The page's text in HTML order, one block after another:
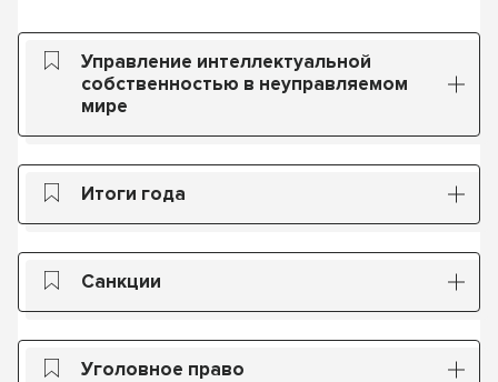
Управление интеллектуальной
собственностью в неуправляемом
мире
Итоги года
Санкции
Уголовное право